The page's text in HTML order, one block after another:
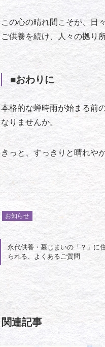
この心の晴れ間こそが、日
ご供養を続け、人々の拠り
■おわりに
本格的な蝉時雨が始まる前
なりませんか。
きっと、すっきりと晴れや
お知らせ
永代供養・墓じまいの「？」に
られる、よくあるご質問
関連記事